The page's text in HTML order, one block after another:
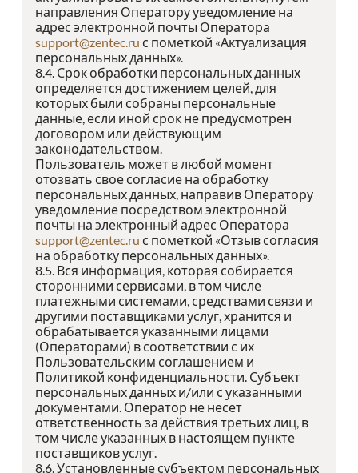
направления Оператору уведомление на
адрес электронной почты Оператора
support@zentec.ru с пометкой «Актуализация
персональных данных».
8.4. Срок обработки персональных данных
определяется достижением целей, для
которых были собраны персональные
данные, если иной срок не предусмотрен
договором или действующим
законодательством.
Пользователь может в любой момент
отозвать свое согласие на обработку
персональных данных, направив Оператору
уведомление посредством электронной
почты на электронный адрес Оператора
support@zentec.ru с пометкой «Отзыв согласия
на обработку персональных данных».
8.5. Вся информация, которая собирается
сторонними сервисами, в том числе
платежными системами, средствами связи и
другими поставщиками услуг, хранится и
обрабатывается указанными лицами
(Операторами) в соответствии с их
Пользовательским соглашением и
Политикой конфиденциальности. Субъект
персональных данных и/или с указанными
документами. Оператор не несет
ответственность за действия третьих лиц, в
том числе указанных в настоящем пункте
поставщиков услуг.
8.6. Установленные субъектом персональных